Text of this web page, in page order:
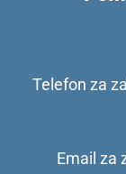
Telefon za
Email za